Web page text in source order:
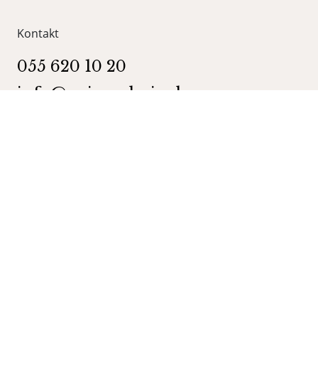
Kontakt
055 620 10 20
info@wein-galerie.ch